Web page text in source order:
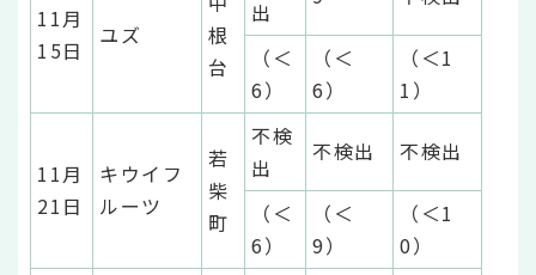
11月
15日
ユズ
根
台
出
（＜
6）
（＜
6）
（＜1
1）
11月
21日
キウイフ
ルーツ
若
柴
町
不検
出
不検出 不検出
（＜
6）
（＜
9）
（＜1
0）